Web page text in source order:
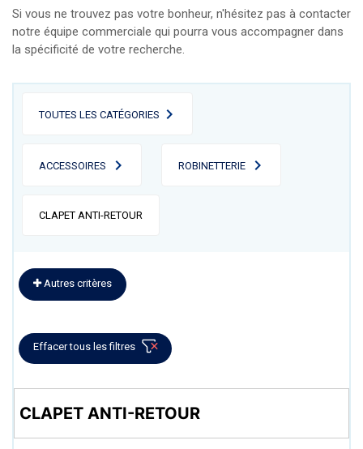
Si vous ne trouvez pas votre bonheur, n'hésitez pas à contacter
notre équipe commerciale qui pourra vous accompagner dans
la spécificité de votre recherche.
TOUTES LES CATÉGORIES
ACCESSOIRES ROBINETTERIE
CLAPET ANTI-RETOUR
Autres critères
Effacer tous les filtres
CLAPET ANTI-RETOUR